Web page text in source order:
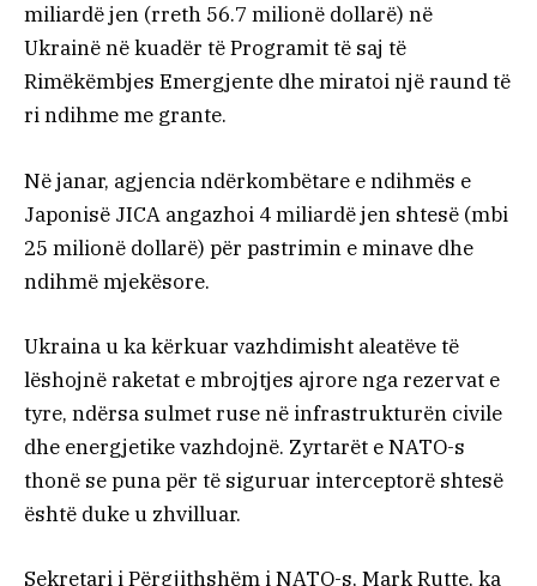
miliardë jen (rreth 56.7 milionë dollarë) në
Ukrainë në kuadër të Programit të saj të
Rimëkëmbjes Emergjente dhe miratoi një raund të
ri ndihme me grante.
Në janar, agjencia ndërkombëtare e ndihmës e
Japonisë JICA angazhoi 4 miliardë jen shtesë (mbi
25 milionë dollarë) për pastrimin e minave dhe
ndihmë mjekësore.
Ukraina u ka kërkuar vazhdimisht aleatëve të
lëshojnë raketat e mbrojtjes ajrore nga rezervat e
tyre, ndërsa sulmet ruse në infrastrukturën civile
dhe energjetike vazhdojnë. Zyrtarët e NATO-s
thonë se puna për të siguruar interceptorë shtesë
është duke u zhvilluar.
Sekretari i Përgjithshëm i NATO-s, Mark Rutte, ka